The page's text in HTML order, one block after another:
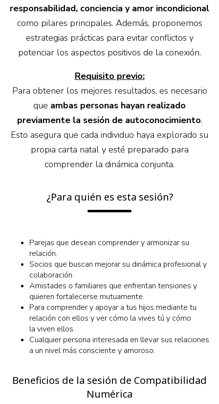
responsabilidad, conciencia y amor incondicional
como pilares principales. Además, proponemos
estrategias prácticas para evitar conflictos y
potenciar los aspectos positivos de la conexión.
Requisito previo:
Para obtener los mejores resultados, es necesario
que ambas personas hayan realizado
previamente la sesión de autoconocimiento.
Esto asegura que cada individuo haya explorado su
propia carta natal y esté preparado para
comprender la dinámica conjunta.
¿Para quién es esta sesión?
Parejas que desean comprender y armonizar su
relación.
Socios que buscan mejorar su dinámica profesional y
colaboración.
Amistades o familiares que enfrentan tensiones y
quieren fortalecerse mutuamente.
Para comprender y apoyar a tus hijos mediante tu
relación con ellos y ver cómo la vives tú y cómo
la viven ellos.
Cualquier persona interesada en llevar sus relaciones
a un nivel más consciente y amoroso.
Beneficios de la sesión de Compatibilidad
Numérica